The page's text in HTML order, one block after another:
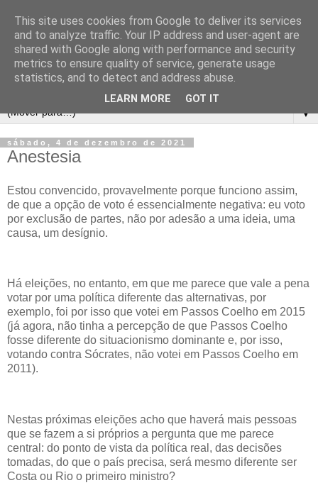
▼
sábado, 4 de dezembro de 2021
Anestesia
Estou convencido, provavelmente porque funciono assim,
de que a opção de voto é essencialmente negativa: eu voto
por exclusão de partes, não por adesão a uma ideia, uma
causa, um desígnio.
Há eleições, no entanto, em que me parece que vale a pena
votar por uma política diferente das alternativas, por
exemplo, foi por isso que votei em Passos Coelho em 2015
(já agora, não tinha a percepção de que Passos Coelho
fosse diferente do situacionismo dominante e, por isso,
votando contra Sócrates, não votei em Passos Coelho em
2011).
Nestas próximas eleições acho que haverá mais pessoas
que se fazem a si próprios a pergunta que me parece
central: do ponto de vista da política real, das decisões
tomadas, do que o país precisa, será mesmo diferente ser
Costa ou Rio o primeiro ministro?
This site uses cookies from Google to deliver its services
and to analyze traffic. Your IP address and user-agent are
shared with Google along with performance and security
metrics to ensure quality of service, generate usage
statistics, and to detect and address abuse.
LEARN MORE GOT IT